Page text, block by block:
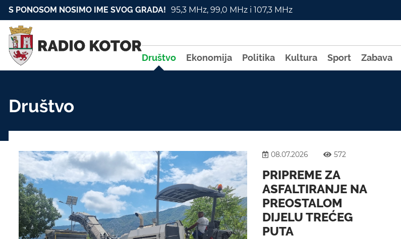
S PONOSOM NOSIMO IME SVOG GRADA! 95,3 MHz, 99,0 MHz i 107,3 MHz
Društvo Ekonomija Politika Kultura Sport Zabava
Društvo
08.07.2026 572
PRIPREME ZA
ASFALTIRANJE NA
PREOSTALOM
DIJELU TREĆEG
PUTA